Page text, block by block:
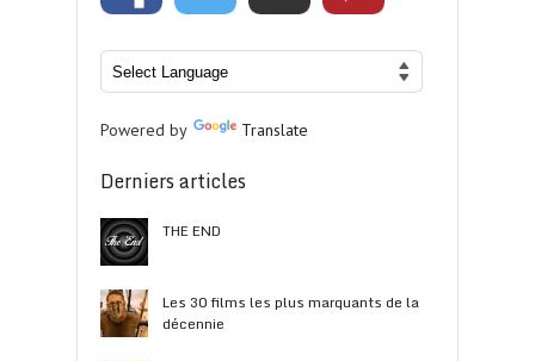
Powered by Translate
Derniers articles
THE END
Les 30 films les plus marquants de la
décennie